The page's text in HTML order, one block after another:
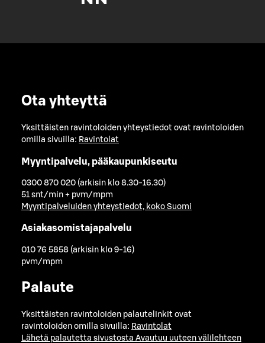
Ota yhteyttä
Yksittäisten ravintoloiden yhteystiedot ovat ravintoloiden
omilla sivuilla: Ravintolat
Myyntipalvelu, pääkaupunkiseutu
0300 870 020 (arkisin klo 8.30-16.30)
51 snt/min + pvm/mpm
Myyntipalveluiden yhteystiedot, koko Suomi
Asiakasomistajapalvelu
010 76 5858 (arkisin klo 9-16)
pvm/mpm
Palaute
Yksittäisten ravintoloiden palautelinkit ovat
ravintoloiden omilla sivuilla: Ravintolat
Lähetä palautetta sivustosta Avautuu uuteen välilehteen